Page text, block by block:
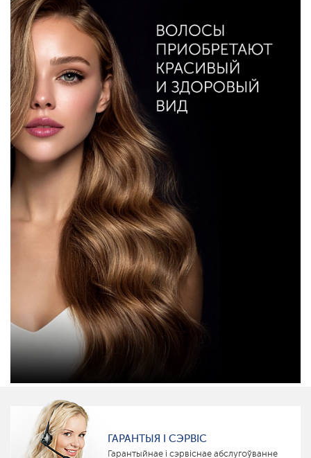
ГАРАНТЫЯ І СЭРВІС
Гарантыйнае і сэрвіснае абслугоўванне